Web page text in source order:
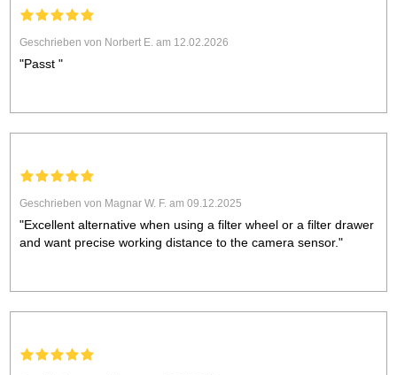
Geschrieben von Norbert E. am 12.02.2026
"Passt "
Geschrieben von Magnar W. F. am 09.12.2025
"Excellent alternative when using a filter wheel or a filter drawer
and want precise working distance to the camera sensor."